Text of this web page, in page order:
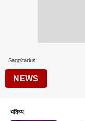
Saggitarius
NEWS
भविष्य